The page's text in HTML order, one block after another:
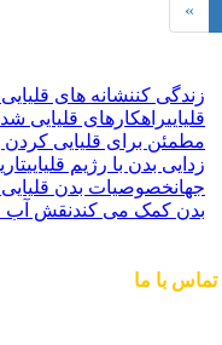
«
زندگی کننشانه های
قلیاییراهکارهای قلیایی
مطمئن برای قلیایی کردن
زدایی بدن با رژیم قلیایی
جهانخصوصیات بدن
بدن کمک می کندنقش آب
تماس با ما